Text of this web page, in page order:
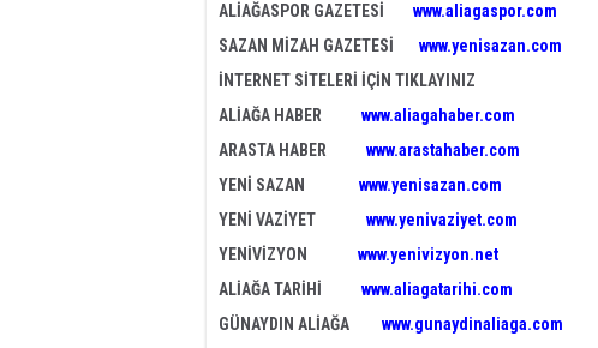
ALİAĞASPOR GAZETESİ
www.aliagaspor.com
SAZAN MİZAH GAZETESİ
www.yenisazan.com
İNTERNET SİTELERİ İÇİN TIKLAYINIZ
ALİAĞA HABER www.aliagahaber.com
ARASTA HABER www.arastahaber.com
YENİ SAZAN www.yenisazan.com
YENİ VAZİYET www.yenivaziyet.com
YENİVİZYON www.yenivizyon.net
ALİAĞA TARİHİ www.aliagatarihi.com
GÜNAYDIN ALİAĞA
www.gunaydinaliaga.com